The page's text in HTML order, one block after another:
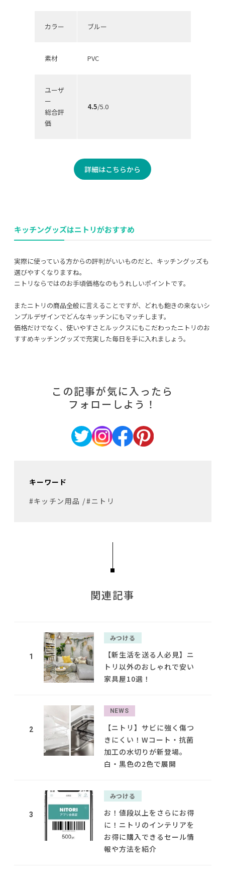
カラー ブルー
素材 PVC
ユーザ
ー
総合評
価
4.5/5.0
詳細はこちらから
キッチングッズはニトリがおすすめ
実際に使っている方からの評判がいいものだと、キッチングッズも
選びやすくなりますね。
ニトリならではのお手頃価格なのもうれしいポイントです。
またニトリの商品全般に言えることですが、どれも飽きの来ないシ
ンプルデザインでどんなキッチンにもマッチします。
価格だけでなく、使いやすさとルックスにもこだわったニトリのお
すすめキッチングッズで充実した毎日を手に入れましょう。
この記事が気に入ったら
フォローしよう！
キーワード
#キッチン用品 /#ニトリ
関連記事
1
みつける
【新生活を送る人必見】ニ
トリ以外のおしゃれで安い
家具屋10選！
2
NEWS
【ニトリ】サビに強く傷つ
きにくい！Wコート・抗菌
加工の水切りが新登場。
白・黒色の2色で展開
3
みつける
お！値段以上をさらにお得
に！ニトリのインテリアを
お得に購入できるセール情
報や方法を紹介